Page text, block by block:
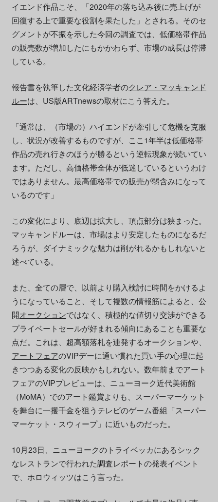
イエンド作品こそ、「2020年の落ち込み後に売上げが
回復する上で重要な役割を果たした」とされる。そのセ
グメントが不振を示した今回の調査では、低価格帯作品
の販売数が増加したにもかかわらず、市場の成長は停滞
している。
報告書を執筆した文化経済学者のクレア・マッキャンド
ルーは、US版ARTnewsの取材にこう答えた。
「通常は、（市場の）ハイエンドが牽引して危機を克服
し、状況が改善するものですが、ここ1年半は低価格帯
作品の売れ行きのほうが勝るという逆転現象が続いてい
ます。ただし、高価格帯全体が低迷しているというわけ
ではありません。最高価格帯での販売が弱含みになって
いるのです」
この変化により、底辺は拡大し、頂点部分は狭まった。
マッキャンドルーは、市場はより安定したものになるだ
ろうが、ダイナミックな魅力は削がれるかもしれないと
述べている。
また、全ての層で、以前より購入検討に時間をかけるよ
うになっていること、そして複数の情報筋によると、公
開オークションではなく、積極的な値切り交渉ができる
プライベートセールが好まれる傾向にあることも重要な
点だ。これは、超高額落札を連発するオークションや、
アートフェアのVIPデーに通い慣れた買い手の心理に起
きつつある変化の反映かもしれない。数年前までアート
フェアのVIPプレビューは、ニューヨーク近代美術館
（MoMA）でのアート鑑賞よりも、スーパーマーケット
を舞台に一攫千金を狙うテレビのゲーム番組「スーパー
マーケット・スウィープ」に近いものだった。
10月23日、ニューヨークのトライベッカにあるシック
なレストランで行われた調査レポートの発表イベント
で、ホロウィッツはこう言った。